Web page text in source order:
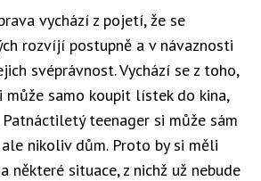
vychází z pojetí, že se
rozvíjí postupně a v návaznosti
svéprávnost. Vychází se z toho,
samo koupit lístek do kina,
teenager si může sám
nikoliv dům. Proto by si měli
některé situace, z nichž už nebude